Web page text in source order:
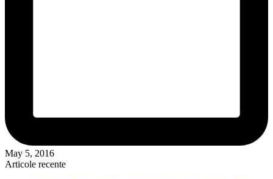
May 5, 2016
Articole recente